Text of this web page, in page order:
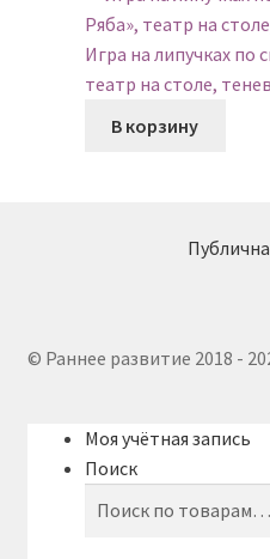
Игра на липучках по
театр на столе,
В корзину
© Раннее развитие 2018 -
Моя учётная запись
Поиск